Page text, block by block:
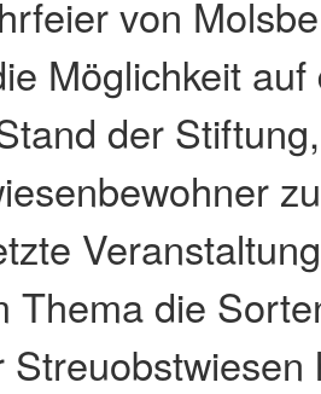
von
Möglichkeit
der
Thema die
Streuobstwiesen